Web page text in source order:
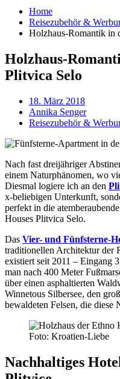
Home
Reisezubehör &
Holzhaus-Romantik in
Holzhaus-
Plitvica Selo
18. März 2018
Annika Senger
Reisezubehör &
Nach fast dreijähriger
einem Naturphänomen, wo
Diesmal logiere ich an den
x-beliebigen Unterkunft,
perfekt in die
Houses Plitvica Selo.
Das Vier- und Fünfsterne-
traditionellen Architektur der
existiert seit 2011 – Eingang
man nach 400 Meter
über einen asphaltierten
Winnetous Silbersee, den
bewaldeten Felsen, die diese
Foto: Kroatien-Liebe
Nachhaltiges